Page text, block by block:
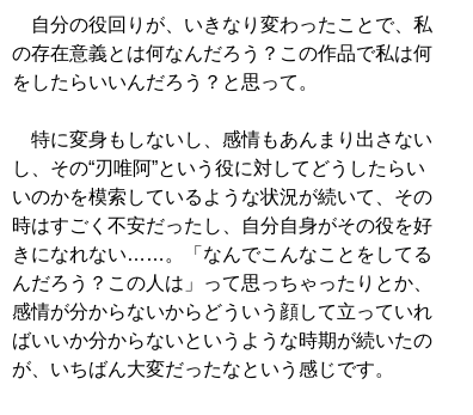
自分の役回りが、いきなり変わったことで、私
の存在意義とは何なんだろう？この作品で私は何
をしたらいいんだろう？と思って。
特に変身もしないし、感情もあんまり出さない
し、その“刃唯阿”という役に対してどうしたらい
いのかを模索しているような状況が続いて、その
時はすごく不安だったし、自分自身がその役を好
きになれない……。「なんでこんなことをしてる
んだろう？この人は」って思っちゃったりとか、
感情が分からないからどういう顔して立っていれ
ばいいか分からないというような時期が続いたの
が、いちばん大変だったなという感じです。